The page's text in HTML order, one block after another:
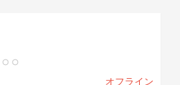
オフライン